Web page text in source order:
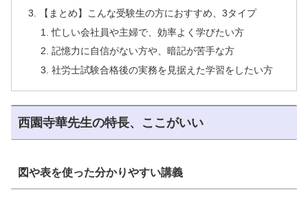
【まとめ】こんな受験生の方におすすめ、3タイプ
忙しい会社員や主婦で、効率よく学びたい方
記憶力に自信がない方や、暗記が苦手な方
社労士試験合格後の実務を見据えた学習をしたい方
西園寺華先生の特長、ここがいい
図や表を使った分かりやすい講義